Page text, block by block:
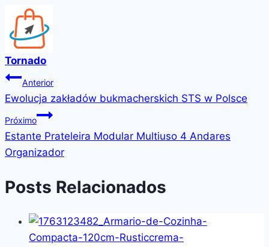
Tornado
Navegação
de
Post
Anterior
Ewolucja zakładów bukmacherskich STS w Polsce
Próximo
Estante Prateleira Modular Multiuso 4 Andares
Organizador
Posts Relacionados